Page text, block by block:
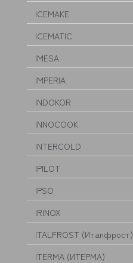
ICEMAKE
ICEMATIC
IMESA
IMPERIA
INDOKOR
INNOCOOK
INTERCOLD
IPILOT
IPSO
IRINOX
ITALFROST (Италфрост)
ITERMA (ИТЕРМА)